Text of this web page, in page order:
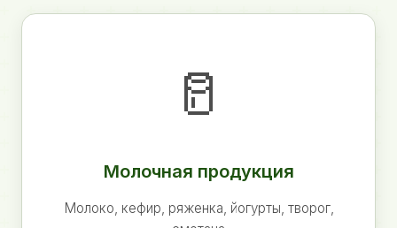
🥛
Молочная продукция
Молоко, кефир, ряженка, йогурты, творог,